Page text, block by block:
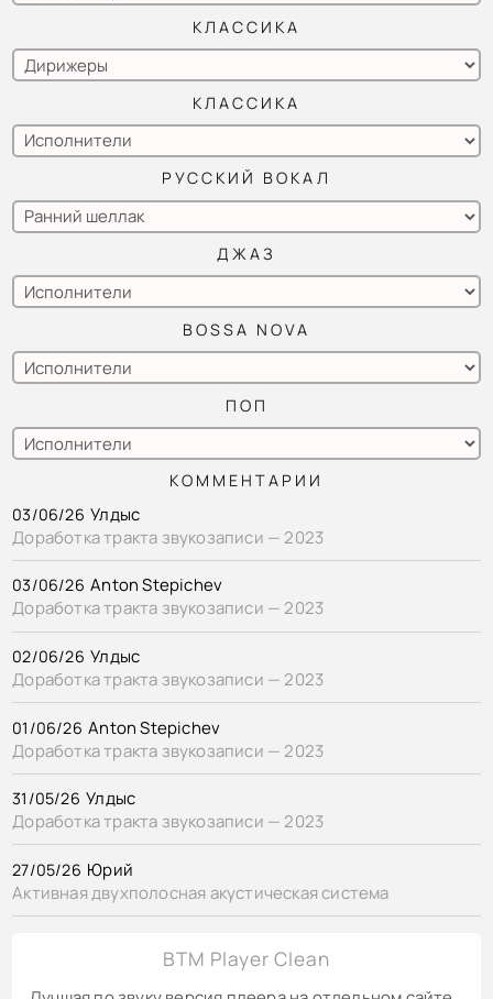
КЛАССИКА
КЛАССИКА
РУССКИЙ ВОКАЛ
ДЖАЗ
BOSSA NOVA
ПОП
КОММЕНТАРИИ
03/06/26 Улдыс
Доработка тракта звукозаписи — 2023
03/06/26 Anton Stepichev
Доработка тракта звукозаписи — 2023
02/06/26 Улдыс
Доработка тракта звукозаписи — 2023
01/06/26 Anton Stepichev
Доработка тракта звукозаписи — 2023
31/05/26 Улдыс
Доработка тракта звукозаписи — 2023
27/05/26 Юрий
Активная двухполосная акустическая система
BTM Player Clean